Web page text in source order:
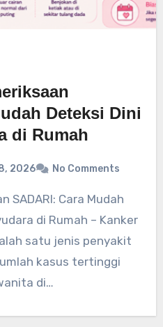
Deteksi Dini
di Rumah
2026 No Comments
di Rumah – Kanker
satu jenis penyakit
kasus tertinggi
di…